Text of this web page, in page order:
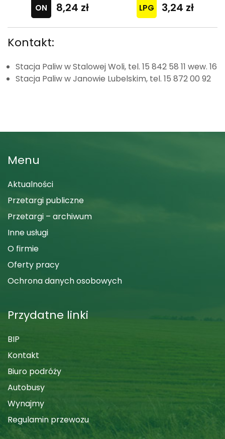
8,24 zł 3,24 zł
Kontakt:
Stacja Paliw w Stalowej Woli, tel. 15 842 58 11 wew. 16
Stacja Paliw w Janowie Lubelskim, tel. 15 872 00 92
Menu
Aktualności
Przetargi publiczne
Przetargi – archiwum
Inne usługi
O firmie
Oferty pracy
Ochrona danych osobowych
Przydatne linki
BIP
Kontakt
Biuro podróży
Autobusy
Wynajmy
Regulamin przewozu